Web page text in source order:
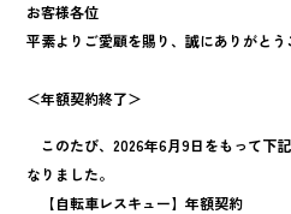
お客様各位
平素よりご愛顧を賜り、誠にありがとう
＜年額契約終了＞
このたび、2026年6月9日をもって下
なりました。
【自転車レスキュー】年額契約